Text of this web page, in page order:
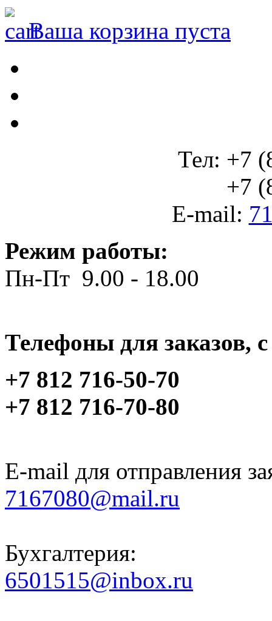
Ваша корзина пуста
Тел: +7
+7
E-mail:
Режим работы:
Пн-Пт 9.00 - 18.00
Телефоны для заказов,
+7 812 716-50-70
+7 812 716-70-80
E-mail для отправления
7167080@mail.ru
Бухгалтерия:
6501515@inbox.ru